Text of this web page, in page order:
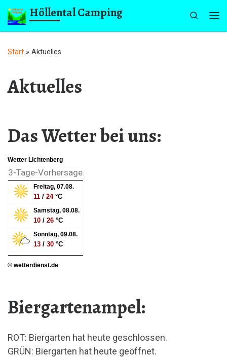
Zum Inhalt springen
Höllental Camping
Search
Start » Aktuelles
Aktuelles
Das Wetter bei uns:
Wetter Lichtenberg
3-Tage-Vorhersage
Freitag, 07.08.
11 / 24°C
Samstag, 08.08.
10 / 26 °C
Sonntag, 09.08.
13 / 30 °C
© wetterdienst.de
Biergartenampel:
ROT: Biergarten hat heute geschlossen.
GRÜN: Biergarten hat heute geöffnet.